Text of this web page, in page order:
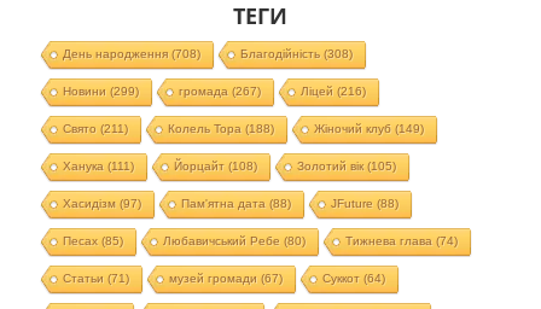
ТЕГИ
День народження(708) Благодійність (308)
Новини (299) громада (267) Ліцей (216)
Свято (211) Колель Тора (188) Жіночий клуб (149)
Ханука (111) Йорцайт (108) Золотий вік(105)
Хасидізм (97) Пам'ятна дата (88) JFuture (88)
Песах(85) Любавичський Ребе (80) Тижнева глава (74)
Статьи (71) музей громади (67) Суккот (64)